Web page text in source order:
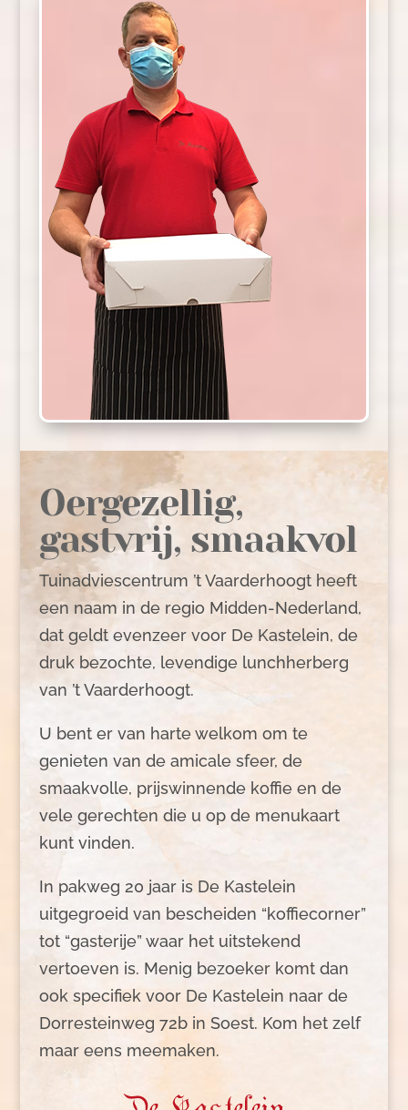
Oergezellig,
gastvrij, smaakvol
Tuinadviescentrum ’t Vaarderhoogt heeft
een naam in de regio Midden-Nederland,
dat geldt evenzeer voor De Kastelein, de
druk bezochte, levendige lunchherberg
van ’t Vaarderhoogt.
U bent er van harte welkom om te
genieten van de amicale sfeer, de
smaakvolle, prijswinnende koffie en de
vele gerechten die u op de menukaart
kunt vinden.
In pakweg 20 jaar is De Kastelein
uitgegroeid van bescheiden “koffiecorner”
tot “gasterije” waar het uitstekend
vertoeven is. Menig bezoeker komt dan
ook specifiek voor De Kastelein naar de
Dorresteinweg 72b in Soest. Kom het zelf
maar eens meemaken.